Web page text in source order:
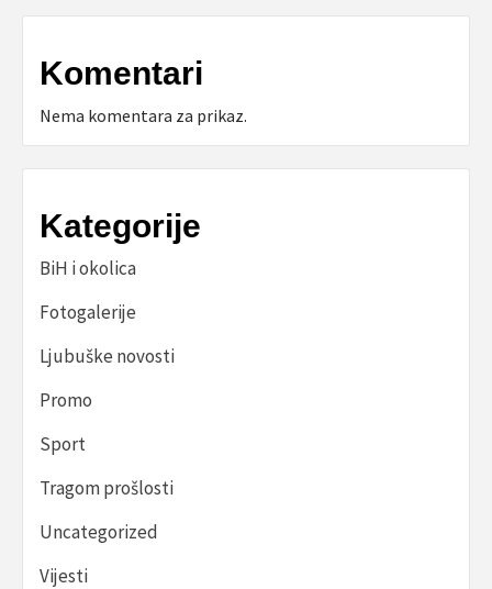
Komentari
Nema komentara za prikaz.
Kategorije
BiH i okolica
Fotogalerije
Ljubuške novosti
Promo
Sport
Tragom prošlosti
Uncategorized
Vijesti